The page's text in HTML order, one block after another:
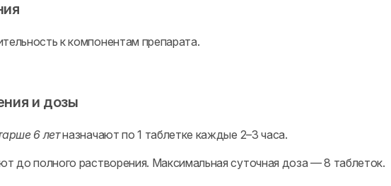
к компонентам препарата.
и дозы
6 летназначают по 1 таблетке каждые 2–3 часа.
до полного растворения. Максимальная суточная доза — 8 таблеток.